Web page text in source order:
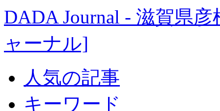
DADA Journal - 滋賀県
ャーナル]
人気の記事
キーワード